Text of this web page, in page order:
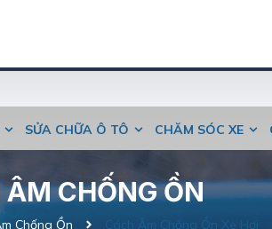
SỬA CHỮA Ô TÔ CHĂM SÓC XE
ÂM CHỐNG ỒN
Chống Ồn Cách Âm Chống Ồn Xe Hơi